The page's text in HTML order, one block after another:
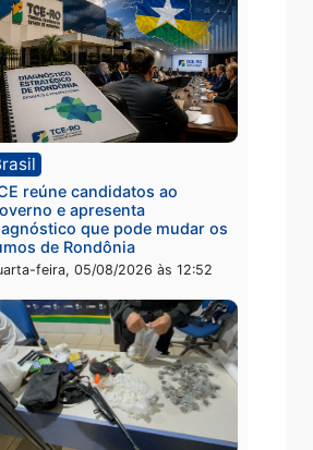
Polícia
arma em Itapuã
quinta-feira, 06/08/2026 às 08:59